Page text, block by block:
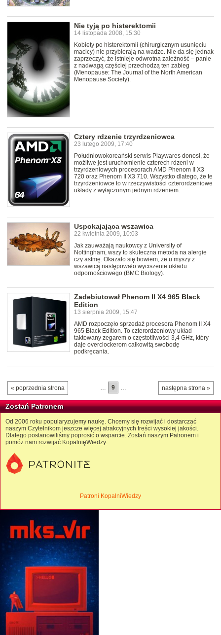
Nie tyją po histerektomii
14 listopada 2008, 15:30
Kobiety po histerektomii (chirurgicznym usunięciu
macicy) nie przybierają na wadze. Nie da się jednak
zaprzeczyć, że istnieje odwrotna zależność – panie
z nadwagą częściej przechodzą ten zabieg
(Menopause: The Journal of the North American
Menopause Society).
Cztery rdzenie trzyrdzeniowca
23 lutego 2009, 17:40
Południowokoreański serwis Playwares donosi, że
możliwe jest uruchomienie czterech rdzeni w
trzyrdzeniowych procesorach AMD Phenom II X3
720 oraz Phenom II X3 710. Wszystko dlatego, że te
trzyrdzeniowce to w rzeczywistości czterordzeniowe
układy z wyłączonym jednym rdzeniem.
Uspokajająca wszawica
22 kwietnia 2009, 10:03
Jak zauważają naukowcy z University of
Nottingham, wszy to skuteczna metoda na alergie
czy astmę. Okazało się bowiem, że u myszy z
wszawicą następowało wyciszenie układu
odpornościowego (BMC Biology).
Zadebiutował Phenom II X4 965 Black
Edition
13 sierpnia 2009, 15:47
AMD rozpoczęło sprzedaż procesora Phenom II X4
965 Black Edition. To czterordzeniowy układ
taktowany zegarem o częstotliwości 3,4 GHz, który
daje overclockerom całkowitą swobodę
podkręcania.
« poprzednia strona następna strona »
… 9 …
Zostań Patronem
Od 2006 roku popularyzujemy naukę. Chcemy się rozwijać i dostarczać
naszym Czytelnikom jeszcze więcej atrakcyjnych treści wysokiej jakości.
Dlatego postanowiliśmy poprosić o wsparcie. Zostań naszym Patronem i
pomóż nam rozwijać KopalnięWiedzy.
Patroni KopalniWiedzy